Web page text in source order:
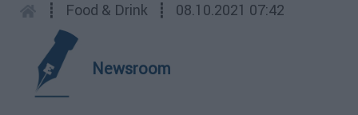
┋ Food & Drink ┋ 08.10.2021 07:42
Newsroom